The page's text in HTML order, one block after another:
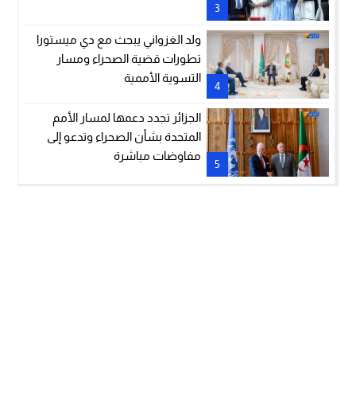
3
4
ولد الغزواني يبحث مع دي ميستورا
تطورات قضية الصحراء ومسار
التسوية الأممية
5
الجزائر تجدد دعمها لمسار الأمم
المتحدة بشأن الصحراء وتدعو إلى
مفاوضات مباشرة